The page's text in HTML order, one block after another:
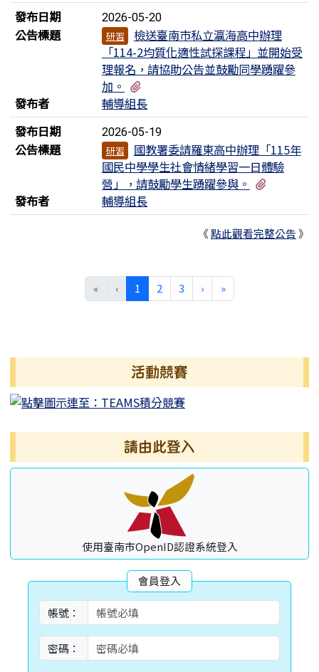
發布日期
2026-05-20
公告標題 研習
檢送臺南市私立瀛海高中辦理
「114-2均質化適性試探課程」並開始受
理報名，請協助公告並鼓勵同學踴躍參
加。
發布者
輔導組長
發布日期
2026-05-19
公告標題 研習
國教署委請羅東高中辦理「115年
國民中學學生社會情緒學習一日體驗
營」，請鼓勵學生踴躍參與。
發布者
輔導組長
《點此觀看完整公告》
« ‹ 1 (目前頁次)
2 3 ›下一頁
»最後頁
活動競賽
請由此登入
使用臺南市OpenID認證系統登入
會員登入
帳號：
密碼：